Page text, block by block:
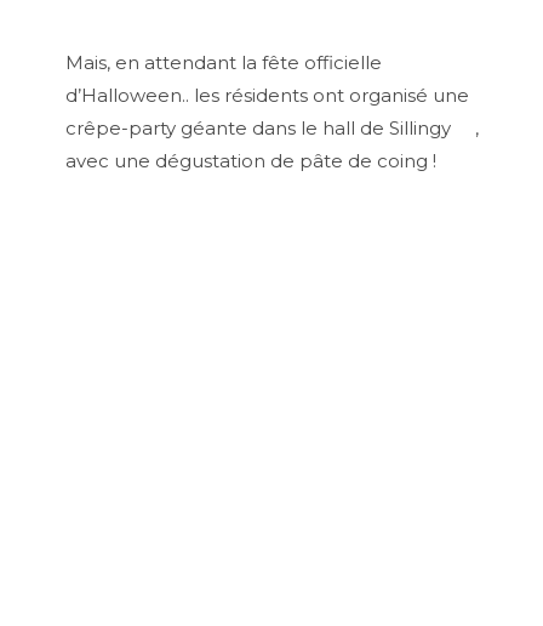
Mais, en attendant la fête officielle
d’Halloween.. les résidents ont organisé une
crêpe-party géante dans le hall de Sillingy
,
avec une dégustation de pâte de coing !